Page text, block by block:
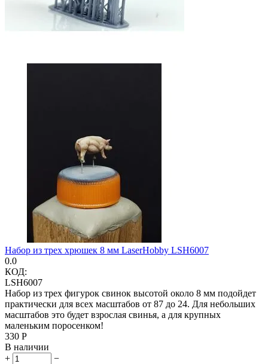
Набор из трех хрюшек 8 мм LaserHobby LSH6007
0.0
КОД:
LSH6007
Набор из трех фигурок свинок высотой около 8 мм подойдет
практически для всех масштабов от 87 до 24. Для небольших
масштабов это будет взрослая свинья, а для крупных
маленьким поросенком!
‍330‍ Р
В наличии
+
−